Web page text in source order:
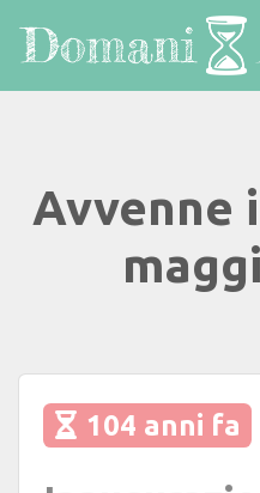
Avvenne
104 anni fa